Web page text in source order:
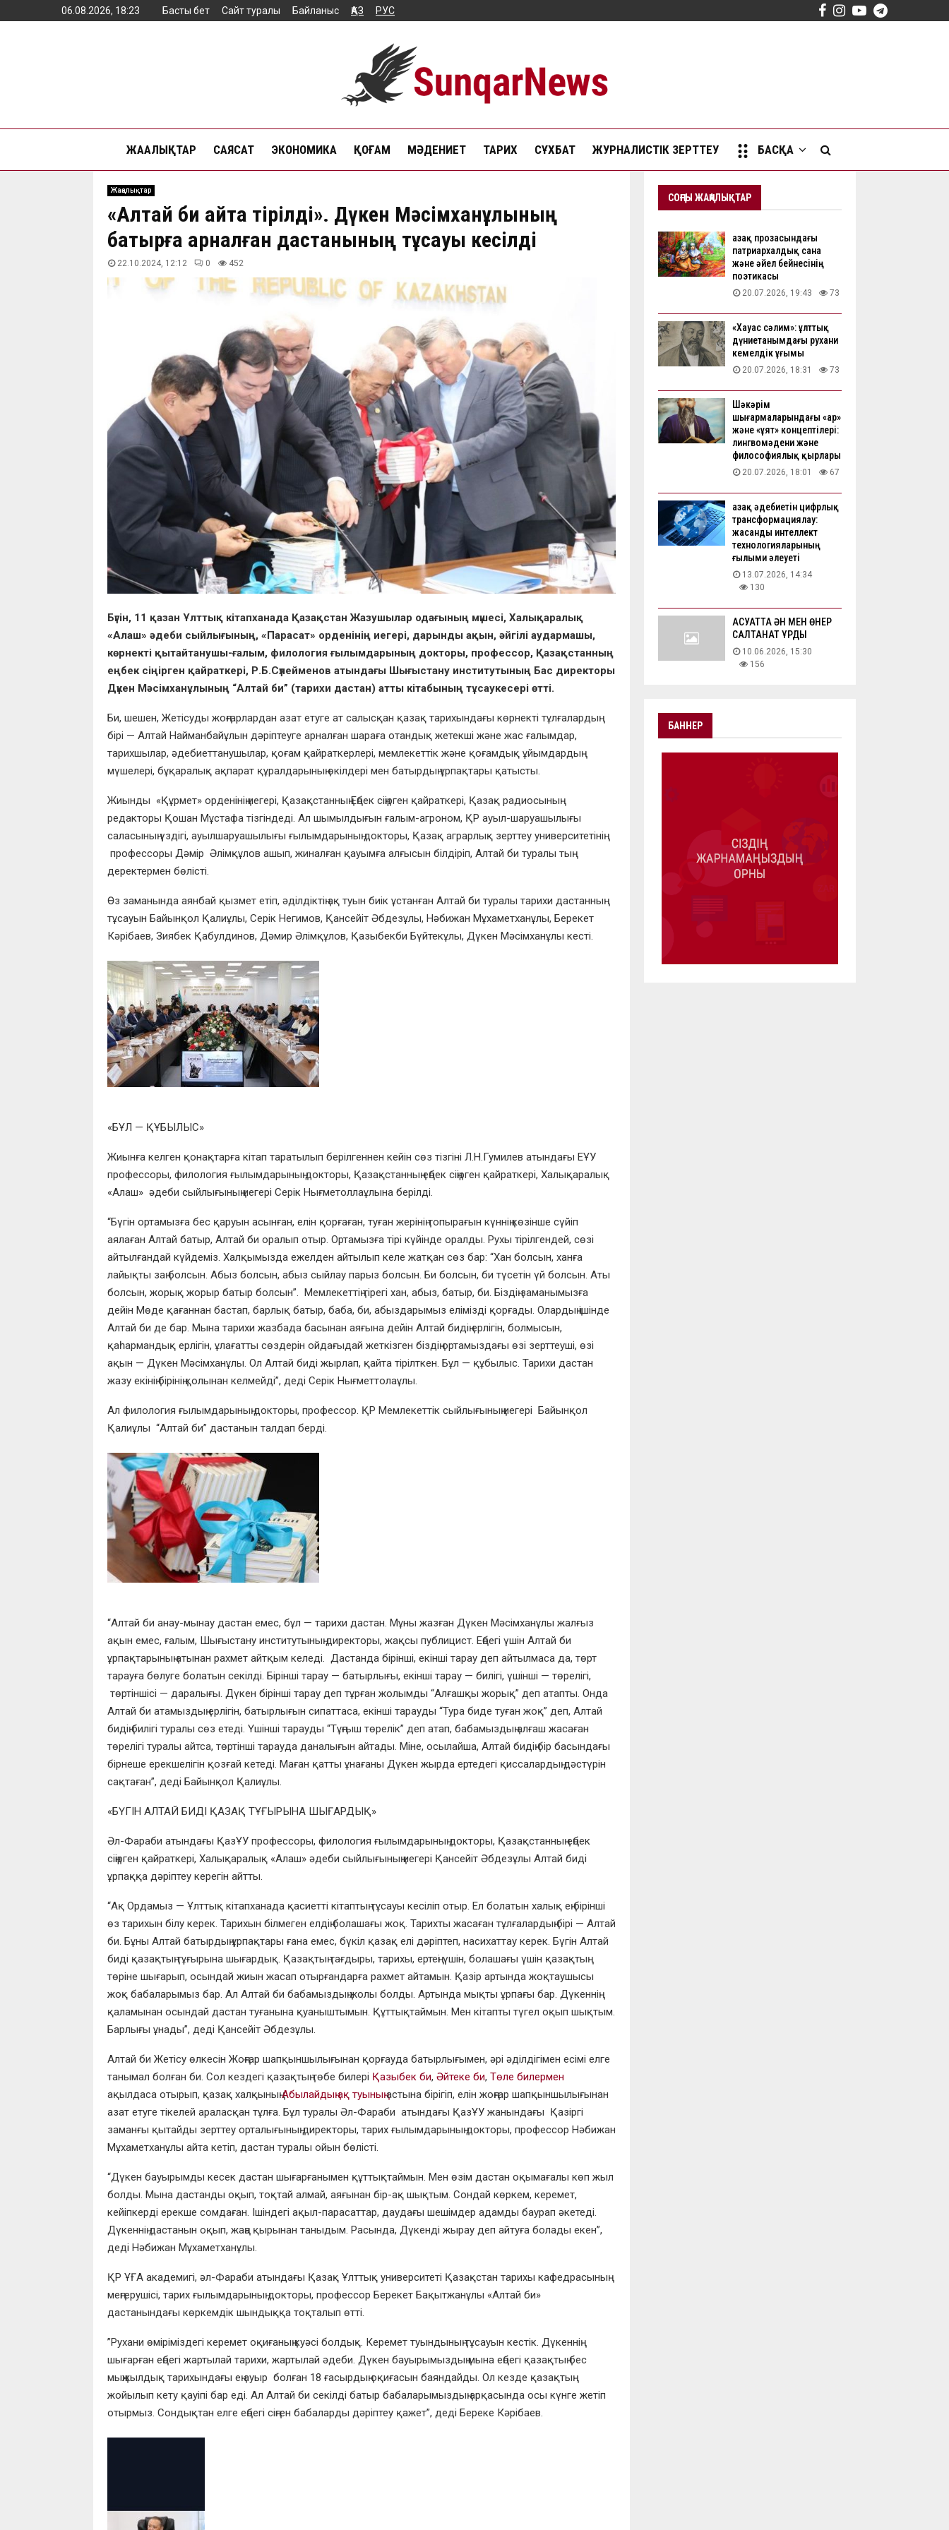
06.08.2026, 18:23 Басты бет Сайт туралы Байланыс ҚАЗ РУС Facebook
Instagram
YoutubeTelegram
ЖАҢАЛЫҚТАР САЯСАТ ЭКОНОМИКА ҚОҒАМ МӘДЕНИЕТ ТАРИХ СҰХБАТ ЖУРНАЛИСТІК ЗЕРТТЕУ БАСҚА
Жаңалықтар
«Алтай би қайта тірілді». Дүкен Мәсімханұлының
батырға арналған дастанының тұсауы кесілді
22.10.2024, 12:12 0 452
Бүгін, 11 қазан Ұлттық кітапханада Қазақстан Жазушылар одағының мүшесі, Халықаралық
«Алаш» əдеби сыйлығының, «Парасат» орденінің иегері, дарынды ақын, əйгілі аудармашы,
көрнекті қытайтанушы-ғалым, филология ғылымдарының докторы, профессор, Қазақстанның
еңбек сіңірген қайраткері, Р.Б.Сүлейменов атындағы Шығыстану институтының Бас директоры
Дүкен Мәсімханұлының “Алтай би” (тарихи дастан) атты кітабының тұсаукесері өтті.
Би, шешен, Жетісуды жоңғарлардан азат етуге ат салысқан қазақ тарихындағы көрнекті тұлғалардың
бірі — Алтай Найманбайұлын дәріптеуге арналған шараға отандық жетекші және жас ғалымдар,
тарихшылар, әдебиеттанушылар, қоғам қайраткерлері, мемлекеттік және қоғамдық ұйымдардың
мүшелері, бұқаралық ақпарат құралдарының өкілдері мен батырдың ұрпақтары қатысты.
Жиынды «Құрмет» орденінің иегері, Қазақстанның Еңбек сіңірген қайраткері, Қазақ радиосының
редакторы Қошан Мұстафа тізгіндеді. Ал шымылдығын ғалым-агроном, ҚР ауыл-шаруашылығы
саласының үздігі, ауылшаруашылығы ғылымдарының докторы, Қазақ аграрлық зерттеу университетінің
профессоры Дәмір Әлімқұлов ашып, жиналған қауымға алғысын білдіріп, Алтай би туралы тың
деректермен бөлісті.
Өз заманында аянбай қызмет етіп, әділдіктің ақ туын биік ұстанған Алтай би туралы тарихи дастанның
тұсауын Байынқол Қалиұлы, Серік Негимов, Қансейіт Әбдезұлы, Нәбижан Мұхаметханұлы, Берекет
Кәрібаев, Зиябек Қабулдинов, Дәмир Әлімқұлов, Қазыбекби Бүйтекұлы, Дүкен Мәсімханұлы кесті.
«БҰЛ — ҚҰБЫЛЫС»
Жиынға келген қонақтарға кітап таратылып берілгеннен кейін сөз тізгіні Л.Н. Гумилев атындағы ЕҰУ
профессоры, филология ғылымдарының докторы, Қазақстанның еңбек сіңірген қайраткері, Халықаралық
«Алаш» əдеби сыйлығының иегері Серік Нығметоллаұлына берілді.
“Бүгін ортамызға бес қаруын асынған, елін қорғаған, туған жерінің топырағын күннің көзінше сүйіп
аялаған Алтай батыр, Алтай би оралып отыр. Ортамызға тірі күйінде оралды. Рухы тірілгендей, сөзі
айтылғандай күйдеміз. Халқымызда ежелден айтылып келе жатқан сөз бар: “Хан болсын, ханға
лайықты заң болсын. Абыз болсын, абыз сыйлау парыз болсын. Би болсын, би түсетін үй болсын. Аты
болсын, жорық жорыр батыр болсын”. Мемлекеттің тірегі хан, абыз, батыр, би. Біздің заманымызға
дейін Мөде қағаннан бастап, барлық батыр, баба, би, абыздарымыз елімізді қорғады. Олардың ішінде
Алтай би де бар. Мына тарихи жазбада басынан аяғына дейін Алтай бидің ерлігін, болмысын,
қаһармандық ерлігін, ұлағатты сөздерін ойдағыдай жеткізген біздің ортамыздағы өзі зерттеуші, өзі
ақын — Дүкен Мәсімханұлы. Ол Алтай биді жырлап, қайта тірілткен. Бұл — құбылыс. Тарихи дастан
жазу екінің бірінің қолынан келмейді”, деді Серік Нығметтолаұлы.
Ал филология ғылымдарының докторы, профессор. ҚР Мемлекеттік сыйлығыныңиегері Байынқол
Қалиұлы “Алтай би” дастанын талдап берді.
“Алтай би анау-мынау дастан емес, бұл — тарихи дастан. Мұны жазған Дүкен Мәсімханұлы жалғыз
ақын емес, ғалым, Шығыстану институтының директоры, жақсы публицист. Еңбегі үшін Алтай би
ұрпақтарының атынан рахмет айтқым келеді. Дастанда бірінші, екінші тарау деп айтылмаса да, төрт
тарауға бөлуге болатын секілді. Бірінші тарау — батырлығы, екінші тарау — билігі, үшінші — төрелігі,
төртіншісі — даралығы. Дүкен бірінші тарау деп тұрған жолымды “Алғашқы жорық” деп атапты. Онда
Алтай би атамыздың ерлігін, батырлығын сипаттаса, екінші тарауды “Тура биде туған жоқ” деп, Алтай
бидің билігі туралы сөз етеді. Үшінші тарауды “Тұңғыш төрелік” деп атап, бабамыздың алғаш жасаған
төрелігі туралы айтса, төртінші тарауда даналығын айтады. Міне, осылайша, Алтай бидің бір басындағы
бірнеше ерекшелігін қозғай кетеді. Маған қатты ұнағаны Дүкен жырда ертедегі қиссалардың дәстүрін
сақтаған”, деді Байынқол Қалиұлы.
«БҮГІН АЛТАЙ БИДІ ҚАЗАҚ ТҰҒЫРЫНА ШЫҒАРДЫҚ»
Әл-Фараби атындағы ҚазҰУ профессоры, филология ғылымдарының докторы, Қазақстанның еңбек
сіңірген қайраткері, Халықаралық «Алаш» əдеби сыйлығының иегері Қансейіт Әбдезұлы Алтай биді
ұрпаққа дәріптеу керегін айтты.
“Ақ Ордамыз — Ұлттық кітапханада қасиетті кітаптың тұсауы кесіліп отыр. Ел болатын халық ең бірінші
өз тарихын білу керек. Тарихын білмеген елдің болашағы жоқ. Тарихты жасаған тұлғалардың бірі — Алтай
би. Бұны Алтай батырдың ұрпақтары ғана емес, бүкіл қазақ елі дәріптеп, насихаттау керек. Бүгін Алтай
биді қазақтың тұғырына шығардық. Қазақтың тағдыры, тарихы, ертеңі үшін, болашағы үшін қазақтың
төріне шығарып, осындай жиын жасап отырғандарға рахмет айтамын. Қазір артында жоқтаушысы
жоқ бабаларымыз бар. Ал Алтай би бабамыздың жолы болды. Артында мықты ұрпағы бар. Дүкеннің
қаламынан осындай дастан туғанына қуаныштымын. Құттықтаймын. Мен кітапты түгел оқып шықтым.
Барлығы ұнады”, деді Қансейіт Әбдезұлы.
Алтай би Жетісу өлкесін Жоңғар шапқыншылығынан қорғауда батырлығымен, әрі әділдігімен есімі елге
танымал болған би. Сол кездегі қазақтың төбе билері Қазыбек би, Әйтеке би, Төле билермен
ақылдаса отырып, қазақ халқыныңАбылайдың ақ туыныңастына бірігіп, елін жоңғар шапқыншылығынан
азат етуге тікелей араласқан тұлға. Бұл туралы Әл-Фараби атындағы ҚазҰУ жанындағы Қазіргі
заманғы қытайды зерттеу орталығының директоры, тарих ғылымдарының докторы, профессор Нәбижан
Мұхаметханұлы айта кетіп, дастан туралы ойын бөлісті.
“Дүкен бауырымды кесек дастан шығарғанымен құттықтаймын. Мен өзім дастан оқымағалы көп жыл
болды. Мына дастанды оқып, тоқтай алмай, аяғынан бір-ақ шықтым. Сондай көркем, керемет,
кейіпкерді ерекше сомдаған. Ішіндегі ақыл-парасаттар, даудағы шешімдер адамды баурап әкетеді.
Дүкеннің дастанын оқып, жаңа қырынан таныдым. Расында, Дүкенді жырау деп айтуға болады екен”,
деді Нәбижан Мұхаметханұлы.
ҚР ҰҒА академигі, әл-Фараби атындағы Қазақ Ұлттық университеті Қазақстан тарихы кафедрасының
меңгерушісі, тарих ғылымдарының докторы, профессор Берекет Бақытжанұлы «Алтай би»
дастанындағы көркемдік шындыққа тоқталып өтті.
”Рухани өміріміздегі керемет оқиғаның куәсі болдық. Керемет туындының тұсауын кестік. Дүкеннің
шығарған еңбегі жартылай тарихи, жартылай әдеби. Дүкен бауырымыздың мына еңбегі қазақтың бес
мыңжылдық тарихындағы еңауыр болған 18 ғасырдың оқиғасын баяндайды. Ол кезде қазақтың
жойылып кету қауіпі бар еді. Ал Алтай би секілді батыр бабаларымыздың арқасында осы күнге жетіп
отырмыз. Сондықтан елге еңбегі сіңген бабаларды дәріптеу қажет”, деді Береке Кәрібаев.
СОҢҒЫ ЖАҢАЛЫҚТАР
Қазақ прозасындағы
патриархалдық сана
және әйел бейнесінің
поэтикасы
20.07.2026, 19:43 73
«Хауас сәлим»: ұлттық
дүниетанымдағы рухани
кемелдік ұғымы
20.07.2026, 18:31 73
Шәкәрім
шығармаларындағы «ар»
және «ұят» концептілері:
лингвомәдени және
философиялық қырлары
20.07.2026, 18:01 67
Қазақ әдебиетін цифрлық
трансформациялау:
жасанды интеллект
технологияларының
ғылыми әлеуеті
13.07.2026, 14:34
130
АҚСУАТТА ӘН МЕН ӨНЕР
САЛТАНАТ ҚҰРДЫ
10.06.2026, 15:30
156
БАННЕР